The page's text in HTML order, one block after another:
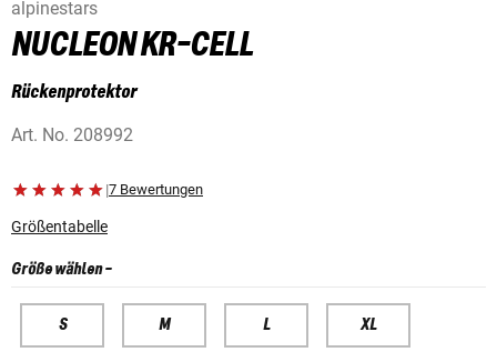
alpinestars
NUCLEON KR-CELL
Rückenprotektor
Art. No. 208992
|7 Bewertungen
Größentabelle
Größe wählen-
S M L XL